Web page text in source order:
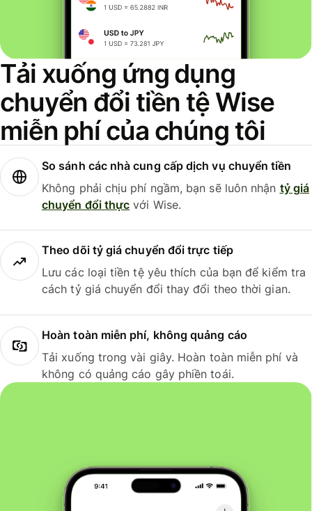
Tải xuống ứng dụng
chuyển đổi tiền tệ Wise
miễn phí của chúng tôi
So sánh các nhà cung cấp dịch vụ chuyển tiền
Không phải chịu phí ngầm, bạn sẽ luôn nhận tỷ giá
chuyển đổi thực với Wise.
Theo dõi tỷ giá chuyển đổi trực tiếp
Lưu các loại tiền tệ yêu thích của bạn để kiểm tra
cách tỷ giá chuyển đổi thay đổi theo thời gian.
Hoàn toàn miễn phí, không quảng cáo
Tải xuống trong vài giây. Hoàn toàn miễn phí và
không có quảng cáo gây phiền toái.